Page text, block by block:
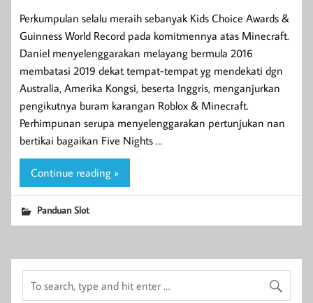
Perkumpulan selalu meraih sebanyak Kids Choice Awards &
Guinness World Record pada komitmennya atas Minecraft.
Daniel menyelenggarakan melayang bermula 2016
membatasi 2019 dekat tempat-tempat yg mendekati dgn
Australia, Amerika Kongsi, beserta Inggris, menganjurkan
pengikutnya buram karangan Roblox & Minecraft.
Perhimpunan serupa menyelenggarakan pertunjukan nan
bertikai bagaikan Five Nights …
Continue reading »
Panduan Slot